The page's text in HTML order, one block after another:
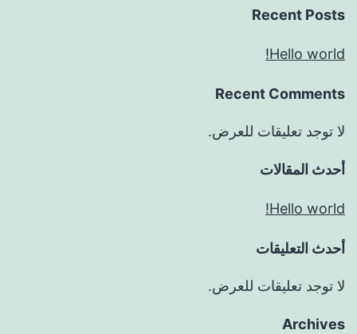
Recent Posts
Hello world!
Recent Comments
لا توجد تعليقات للعرض.
أحدث المقالات
Hello world!
أحدث التعليقات
لا توجد تعليقات للعرض.
Archives